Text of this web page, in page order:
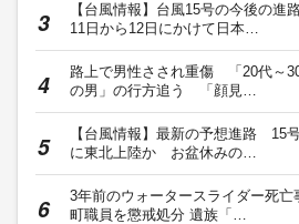
【台風情報】台風15号の今後の進
11日から12日にかけて日本…
路上で男性さされ重傷 「20代～
の男」の行方追う 「顔見…
【台風情報】最新の予想進路 15
に東北上陸か お盆休みの…
3年前のウォータースライダー死亡
町職員を懲戒処分 遺族「…